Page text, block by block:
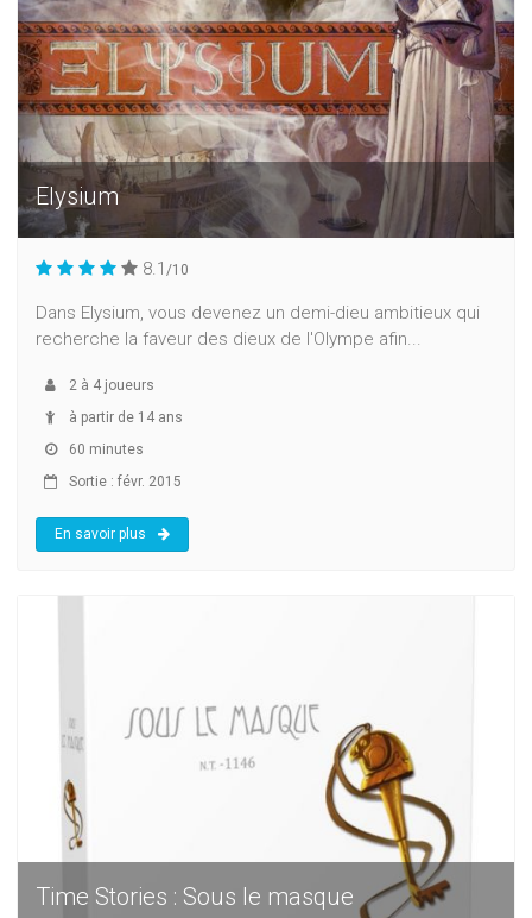
Elysium
8.1 /10
Dans Elysium, vous devenez un demi-dieu ambitieux qui
recherche la faveur des dieux de l'Olympe afin...
2 à 4 joueurs
à partir de 14 ans
60 minutes
Sortie : févr. 2015
En savoir plus
Time Stories : Sous le masque